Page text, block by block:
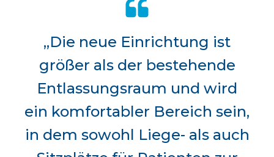
„Die neue Einrichtung ist
größer als der bestehende
Entlassungsraum und wird
ein komfortabler Bereich sein,
in dem sowohl Liege- als auch